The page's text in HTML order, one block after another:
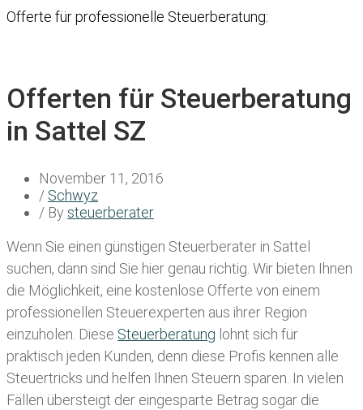
Offerte für professionelle Steuerberatung:
Offerten für Steuerberatung
in Sattel SZ
November 11, 2016
/ Schwyz
/ By steuerberater
Wenn Sie einen günstigen Steuerberater in Sattel
suchen, dann sind Sie hier genau richtig. Wir bieten Ihnen
die Möglichkeit, eine kostenlose Offerte von einem
professionellen Steuerexperten aus ihrer Region
einzuholen. Diese Steuerberatung lohnt sich für
praktisch jeden Kunden, denn diese Profis kennen alle
Steuertricks und helfen Ihnen Steuern sparen. In vielen
Fällen übersteigt der eingesparte Betrag sogar die